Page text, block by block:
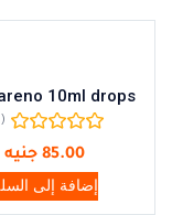
10ml drops
(0)
85.00 جنيه
إضافة إلى